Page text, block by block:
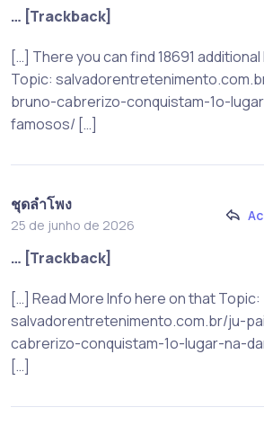
… [Trackback]
[…] There you can find 18691
Topic:
bruno-cabrerizo-conquistam-1o-
famosos/ […]
ชุดลำโพง
25 de junho de 2026
… [Trackback]
[…] Read More Info here on that Topic:
salvadorentretenimento.com.br/ju-
cabrerizo-conquistam-1o-lugar-na-
[…]